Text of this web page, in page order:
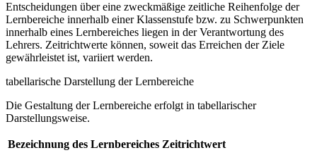
Entscheidungen über eine zweckmäßige zeitliche Reihenfolge der
Lernbereiche innerhalb einer Klassenstufe bzw. zu Schwerpunkten
innerhalb eines Lernbereiches liegen in der Verantwortung des
Lehrers. Zeitrichtwerte können, soweit das Erreichen der Ziele
gewährleistet ist, variiert werden.
tabellarische Darstellung der Lernbereiche
Die Gestaltung der Lernbereiche erfolgt in tabellarischer
Darstellungsweise.
Bezeichnung des Lernbereiches Zeitrichtwert